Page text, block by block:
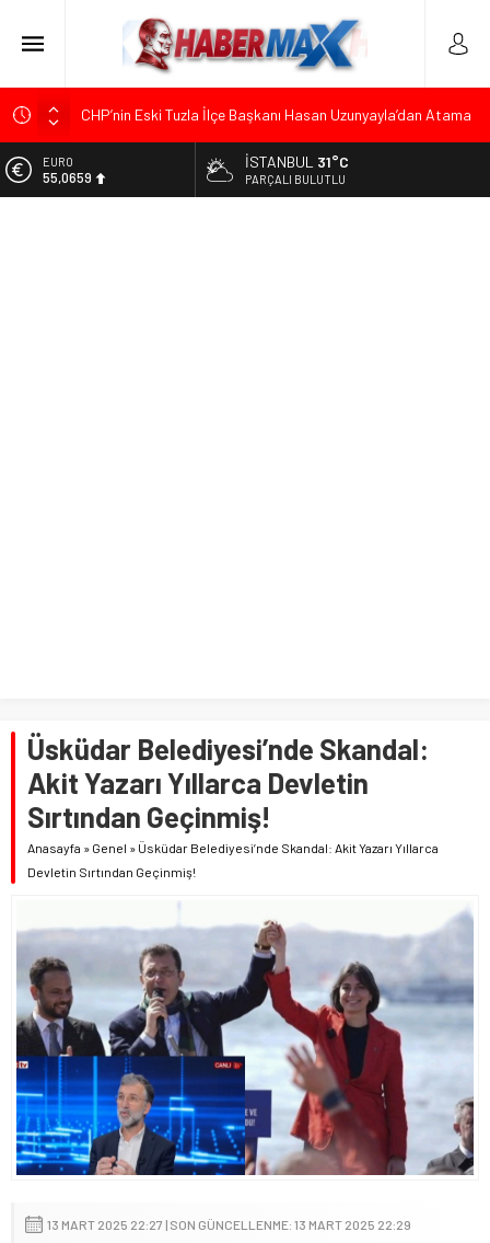
CHP’nin Eski Tuzla İlçe Başkanı Hasan Uzunyayla’dan Atama
Başkan Orhan Çerkez duyurdu: Çekmeköy’de Gençlik
ALTIN
6.521,17
İSTANBUL 31°C
PARÇALI BULUTLU
Üsküdar Belediyesi’nde Skandal:
Akit Yazarı Yıllarca Devletin
Sırtından Geçinmiş!
Anasayfa » Genel » Üsküdar Belediyesi’nde Skandal: Akit Yazarı Yıllarca
Devletin Sırtından Geçinmiş!
13 MART 2025 22:27 | SON GÜNCELLENME: 13 MART 2025 22:29